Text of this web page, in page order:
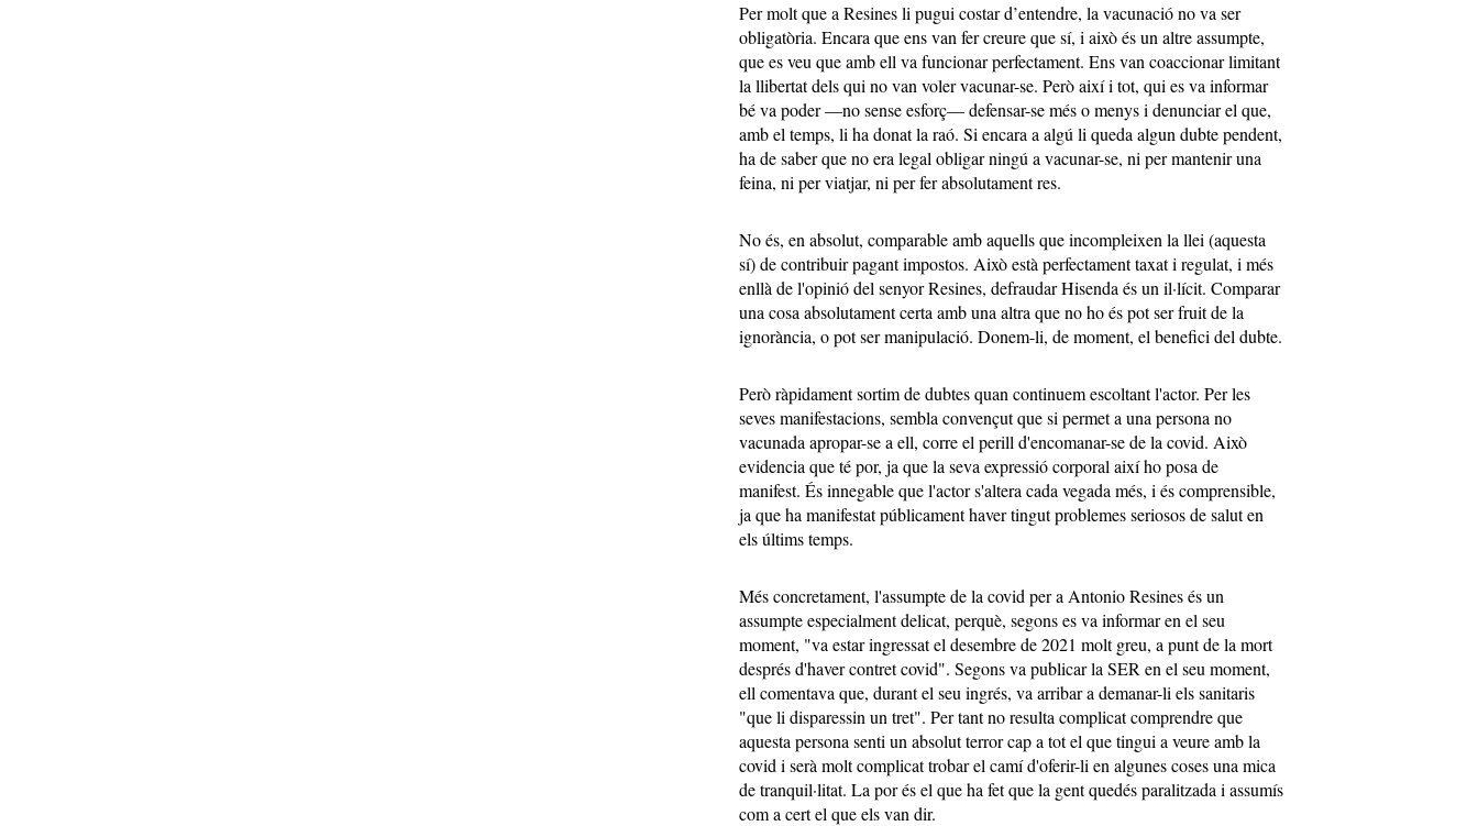
Per molt que a Resines li pugui costar d’entendre, la vacunació no va ser
obligatòria. Encara que ens van fer creure que sí, i això és un altre assumpte,
que es veu que amb ell va funcionar perfectament. Ens van coaccionar limitant
la llibertat dels qui no van voler vacunar-se. Però així i tot, qui es va informar
bé va poder —no sense esforç— defensar-se més o menys i denunciar el que,
amb el temps, li ha donat la raó. Si encara a algú li queda algun dubte pendent,
ha de saber que no era legal obligar ningú a vacunar-se, ni per mantenir una
feina, ni per viatjar, ni per fer absolutament res.
No és, en absolut, comparable amb aquells que incompleixen la llei (aquesta
sí) de contribuir pagant impostos. Això està perfectament taxat i regulat, i més
enllà de l'opinió del senyor Resines, defraudar Hisenda és un il·lícit. Comparar
una cosa absolutament certa amb una altra que no ho és pot ser fruit de la
ignorància, o pot ser manipulació. Donem-li, de moment, el benefici del dubte.
Però ràpidament sortim de dubtes quan continuem escoltant l'actor. Per les
seves manifestacions, sembla convençut que si permet a una persona no
vacunada apropar-se a ell, corre el perill d'encomanar-se de la covid. Això
evidencia que té por, ja que la seva expressió corporal així ho posa de
manifest. És innegable que l'actor s'altera cada vegada més, i és comprensible,
ja que ha manifestat públicament haver tingut problemes seriosos de salut en
els últims temps.
Més concretament, l'assumpte de la covid per a Antonio Resines és un
assumpte especialment delicat, perquè, segons es va informar en el seu
moment, "va estar ingressat el desembre de 2021 molt greu, a punt de la mort
després d'haver contret covid". Segons va publicar la SER en el seu moment,
ell comentava que, durant el seu ingrés, va arribar a demanar-li els sanitaris
"que li disparessin un tret". Per tant no resulta complicat comprendre que
aquesta persona senti un absolut terror cap a tot el que tingui a veure amb la
covid i serà molt complicat trobar el camí d'oferir-li en algunes coses una mica
de tranquil·litat. La por és el que ha fet que la gent quedés paralitzada i assumís
com a cert el que els van dir.